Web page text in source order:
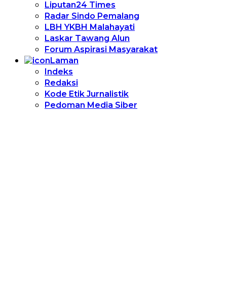
Liputan24 Times
Radar Sindo Pemalang
LBH YKBH Malahayati
Laskar Tawang Alun
Forum Aspirasi Masyarakat
Laman
Indeks
Redaksi
Kode Etik Jurnalistik
Pedoman Media Siber